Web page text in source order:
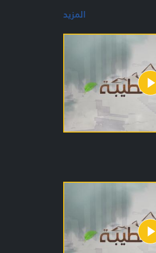
المزيد